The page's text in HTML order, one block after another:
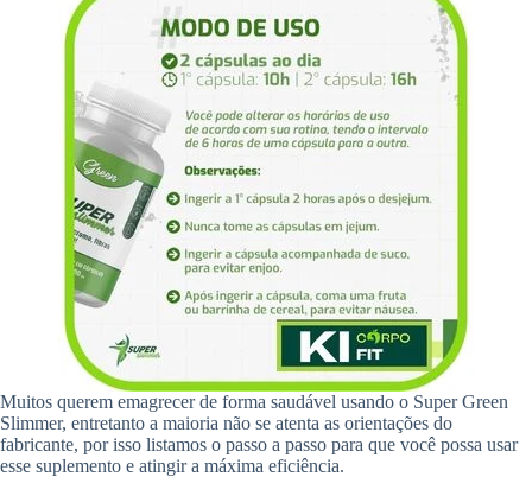
Muitos querem emagrecer de forma saudável usando o Super Green
Slimmer, entretanto a maioria não se atenta as orientações do
fabricante, por isso listamos o passo a passo para que você possa usar
esse suplemento e atingir a máxima eficiência.